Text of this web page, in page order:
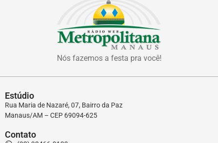
Nós fazemos a festa pra você!
Estúdio
Rua Maria de Nazaré, 07, Bairro da Paz
Manaus/AM – CEP 69094-625
Contato